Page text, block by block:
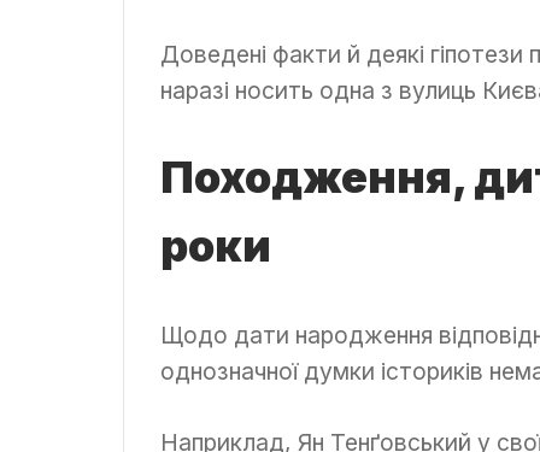
Доведені факти й деякі гіпотези
наразі носить одна з вулиць
Походження,
роки
Щодо дати народження
однозначної думки істориків
Наприклад, Ян Тенґовський у